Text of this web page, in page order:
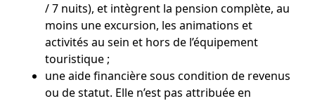
/ 7 nuits), et intègrent la pension complète, au
moins une excursion, les animations et
activités au sein et hors de l’équipement
touristique ;
une aide financière sous condition de revenus
ou de statut. Elle n’est pas attribuée en